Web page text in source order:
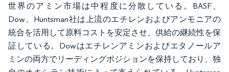
世界のアミン市場は中程度に分散している。BASF、
Dow、Huntsman社は上流のエチレンおよびアンモニアの
統合を活用して原料コストを安定させ、供給の継続性を保
証している。Dowはエチレンアミンおよびエタノールア
ミンの両方でリーディングポジションを保持しており、独